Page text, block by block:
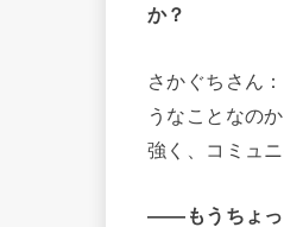
か？
さかぐちさん
うなことなの
強く、コミュ
―― もうちょ